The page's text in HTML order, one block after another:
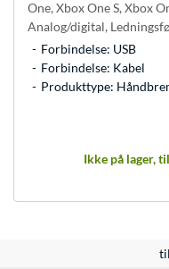
One, Xbox One S, Xbox
Analog/digital,
Forbindelse: USB
Forbindelse: Kabel
Produkttype:
Ikke på lager,